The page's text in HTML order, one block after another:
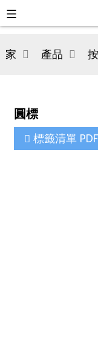
家 產品
圓標
標籤清單 PDF